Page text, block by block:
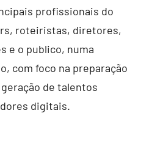
profissionais do
roteiristas, diretores,
e o publico, numa
com foco na preparação
de talentos
digitais.